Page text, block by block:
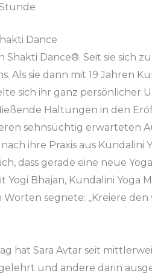
Dance
Shakti Dance®. Seit sie sich
Als sie dann mit 19 Jahren
sich ihr ganz persönlicher
Haltungen in den
sehnsüchtig erwarteten
ihre Praxis aus Kundalini
dass gerade eine neue
Bhajan, Kundalini Yoga
segnete: „Kreiere
hat Sara Avtar seit
und andere darin